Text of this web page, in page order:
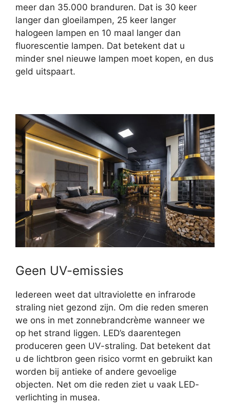
meer dan 35.000 branduren. Dat is 30 keer
langer dan gloeilampen, 25 keer langer
halogeen lampen en 10 maal langer dan
fluorescentie lampen. Dat betekent dat u
minder snel nieuwe lampen moet kopen, en dus
geld uitspaart.
Geen UV-emissies
Iedereen weet dat ultraviolette en infrarode
straling niet gezond zijn. Om die reden smeren
we ons in met zonnebrandcrème wanneer we
op het strand liggen. LED’s daarentegen
produceren geen UV-straling. Dat betekent dat
u de lichtbron geen risico vormt en gebruikt kan
worden bij antieke of andere gevoelige
objecten. Net om die reden ziet u vaak LED-
verlichting in musea.